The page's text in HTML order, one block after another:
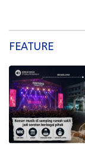
FEATURE